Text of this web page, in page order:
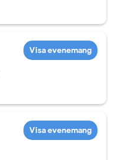
Visa evenemang
Visa evenemang